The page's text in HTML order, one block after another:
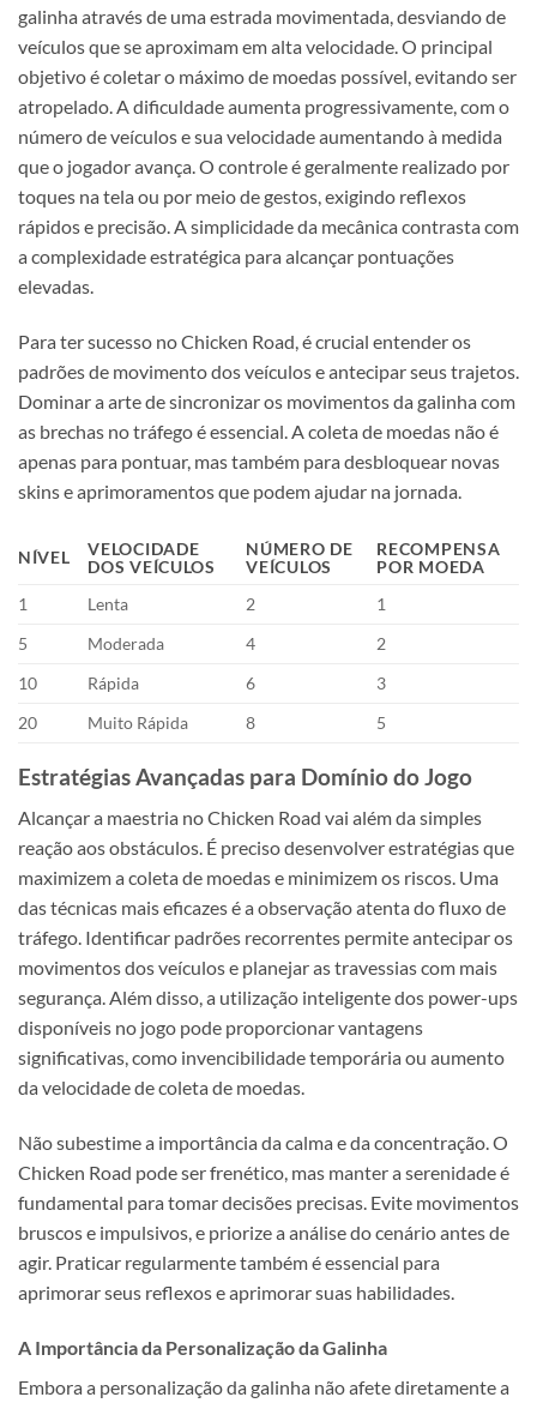
galinha através de uma estrada movimentada, desviando de
veículos que se aproximam em alta velocidade. O principal
objetivo é coletar o máximo de moedas possível, evitando ser
atropelado. A dificuldade aumenta progressivamente, com o
número de veículos e sua velocidade aumentando à medida
que o jogador avança. O controle é geralmente realizado por
toques na tela ou por meio de gestos, exigindo reflexos
rápidos e precisão. A simplicidade da mecânica contrasta com
a complexidade estratégica para alcançar pontuações
elevadas.
Para ter sucesso no Chicken Road, é crucial entender os
padrões de movimento dos veículos e antecipar seus trajetos.
Dominar a arte de sincronizar os movimentos da galinha com
as brechas no tráfego é essencial. A coleta de moedas não é
apenas para pontuar, mas também para desbloquear novas
skins e aprimoramentos que podem ajudar na jornada.
NÍVEL
VELOCIDADE
DOS VEÍCULOS
NÚMERO DE
VEÍCULOS
RECOMPENSA
POR MOEDA
1
Lenta 2
1
5
Moderada 4
2
10
Rápida 6
3
20
Muito Rápida 8 5
Estratégias Avançadas para Domínio do Jogo
Alcançar a maestria no Chicken Road vai além da simples
reação aos obstáculos. É preciso desenvolver estratégias que
maximizem a coleta de moedas e minimizem os riscos. Uma
das técnicas mais eficazes é a observação atenta do fluxo de
tráfego. Identificar padrões recorrentes permite antecipar os
movimentos dos veículos e planejar as travessias com mais
segurança. Além disso, a utilização inteligente dos power-ups
disponíveis no jogo pode proporcionar vantagens
significativas, como invencibilidade temporária ou aumento
da velocidade de coleta de moedas.
Não subestime a importância da calma e da concentração. O
Chicken Road pode ser frenético, mas manter a serenidade é
fundamental para tomar decisões precisas. Evite movimentos
bruscos e impulsivos, e priorize a análise do cenário antes de
agir. Praticar regularmente também é essencial para
aprimorar seus reflexos e aprimorar suas habilidades.
A Importância da Personalização da Galinha
Embora a personalização da galinha não afete diretamente a